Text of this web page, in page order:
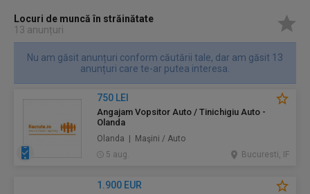
Locuri de muncă în străinătate
13 anunțuri
Nu am găsit anunțuri conform căutării tale, dar am găsit 13
anunțuri care te-ar putea interesa.
750 LEI
Angajam Vopsitor Auto / Tinichigiu Auto -
Olanda
Olanda | Maşini / Auto
5 aug.
Bucuresti, IF
1.900 EUR